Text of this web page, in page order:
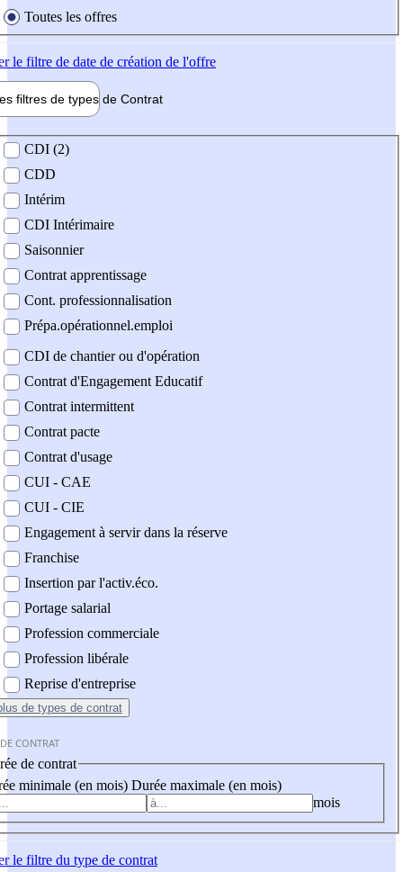
Toutes les offres
le filtre de date de création de l'offre
filtres de types de Contrat
contrat
CDI (2)
CDD
Intérim
CDI Intérimaire
Saisonnier
Contrat apprentissage
Cont. professionnalisation
Prépa.opérationnel.emploi
CDI de chantier ou d'opération
Contrat d'Engagement Educatif
Contrat intermittent
Contrat pacte
Contrat d'usage
CUI - CAE
CUI - CIE
Engagement à servir dans la réserve
Franchise
Insertion par l'activ.éco.
Portage salarial
Profession commerciale
Profession libérale
Reprise d'entreprise
de types de contrat
CONTRAT
de contrat
minimale (en mois) Durée maximale (en mois)
mois
le filtre du type de contrat